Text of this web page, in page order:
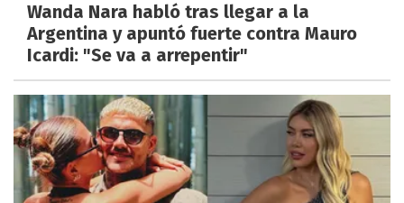
Wanda Nara habló tras llegar a la
Argentina y apuntó fuerte contra Mauro
Icardi: "Se va a arrepentir"